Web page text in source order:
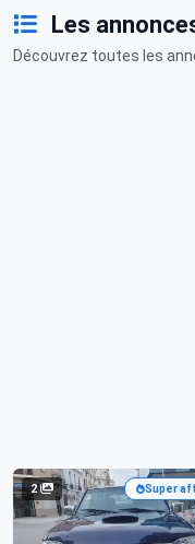
Les
Découvrez toutes les
2 Super